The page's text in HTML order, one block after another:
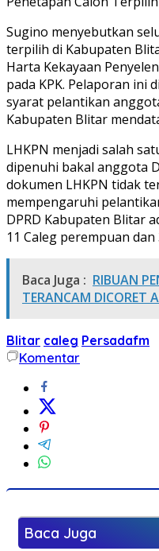
Sugino menyebutkan
terpilih di Kabupaten
Harta Kekayaan
pada KPK. Pelaporan ini
syarat pelantikan
Kabupaten Blitar
LHKPN menjadi salah
dipenuhi bakal anggota
dokumen LHKPN tidak
mempengaruhi
DPRD Kabupaten Blitar
11 Caleg perempuan
Baca Juga : RIBUAN
TERANCAM DICORET
Blitar caleg Persadafm
Komentar
Baca Juga